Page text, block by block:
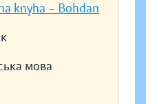
knyha – Bohdan
мова